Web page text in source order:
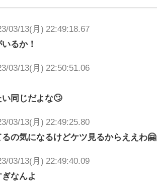
03/13(月) 22:49:18.67
るか！
03/13(月) 22:50:51.06
同じだよな🙄
03/13(月) 22:49:25.80
の気になるけどケツ見るからええわ🤗
03/13(月) 22:49:40.09
なんよ